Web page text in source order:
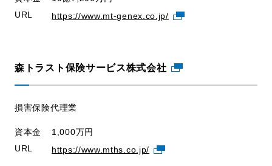
URL
https://www.mt-genex.co.jp/
森トラスト保険サービス株式会社
損害保険代理業
資本金
1,000万円
URL
https://www.mths.co.jp/